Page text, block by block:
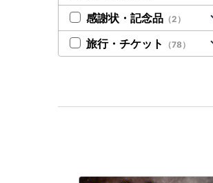
感謝状・記念品 （2）
旅行・チケット （78）